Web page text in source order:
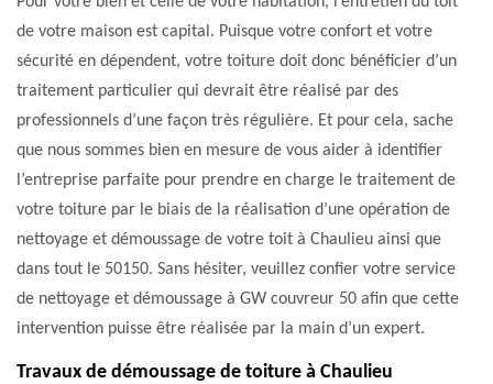
de votre maison est capital. Puisque votre confort et votre
sécurité en dépendent, votre toiture doit donc bénéficier d’un
traitement particulier qui devrait être réalisé par des
professionnels d’une façon très régulière. Et pour cela, sache
que nous sommes bien en mesure de vous aider à identifier
l’entreprise parfaite pour prendre en charge le traitement de
votre toiture par le biais de la réalisation d’une opération de
nettoyage et démoussage de votre toit à Chaulieu ainsi que
dans tout le 50150. Sans hésiter, veuillez confier votre service
de nettoyage et démoussage à GW couvreur 50 afin que cette
intervention puisse être réalisée par la main d’un expert.
Travaux de démoussage de toiture à Chaulieu